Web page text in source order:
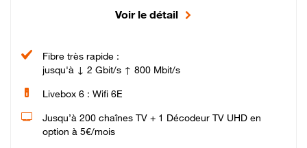
Voir le détail
Fibre très rapide :
jusqu'à ↓ 2 Gbit/s ↑ 800 Mbit/s
Livebox 6 : Wifi 6E
Jusqu’à 200 chaînes TV + 1 Décodeur TV UHD en
option à 5€/mois